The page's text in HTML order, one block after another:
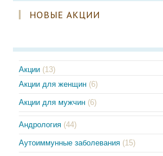
НОВЫЕ АКЦИИ
Акции (13)
Акции для женщин (6)
Акции для мужчин (6)
Андрология (44)
Аутоиммунные заболевания (15)